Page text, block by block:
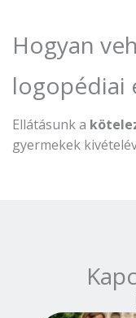
Hogyan
logopédiai
Ellátásunk a
gyermekek